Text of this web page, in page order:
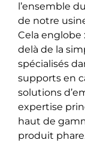
l’ensemble
de notre
Cela englobe
delà de la
spécialisés
supports en
solutions
expertise
haut de
produit